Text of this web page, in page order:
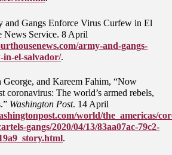
and Gangs Enforce Virus Curfew in El
News Service. 8 April
army-and-gangs-
in-el-salvador/.
and Kareem Fahim, “Now
coronavirus: The world’s armed rebels,
Washington Post. 14 April
world/the_americas/
gangs/2020/04/13/83aa07ac-79c2-
.